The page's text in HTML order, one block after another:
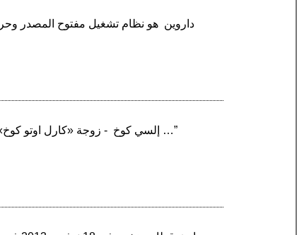
“إلسي كوخ ‏ - زوجة «كارل اوتو كوخ» امر معسكر اعتقال «بوخنوالد» ومن اوائل النساء التي يتم محاكمتهن بسبب جرائم حرب الحرب العالمية الثانية …”